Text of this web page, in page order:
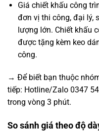
Giá chiết khấu công
đơn vị thi công, đại lý,
lượng lớn. Chiết khấu
được tặng kèm keo
công.
→ Để biết bạn thuộc
tiếp: Hotline/Zalo 0347
trong vòng 3 phút.
So sánh giá theo độ